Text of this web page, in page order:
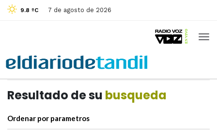
9.8 ºC 7 de agosto de 2026
Resultado de su busqueda
Ordenar por parametros